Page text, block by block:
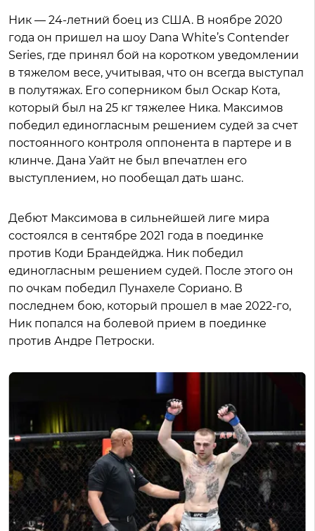
Ник — 24-летний боец из США. В ноябре 2020
года он пришел на шоу Dana White’s Contender
Series, где принял бой на коротком уведомлении
в тяжелом весе, учитывая, что он всегда выступал
в полутяжах. Его соперником был Оскар Кота,
который был на 25 кг тяжелее Ника. Максимов
победил единогласным решением судей за счет
постоянного контроля оппонента в партере и в
клинче. Дана Уайт не был впечатлен его
выступлением, но пообещал дать шанс.
Дебют Максимова в сильнейшей лиге мира
состоялся в сентябре 2021 года в поединке
против Коди Брандейджа. Ник победил
единогласным решением судей. После этого он
по очкам победил Пунахеле Сориано. В
последнем бою, который прошел в мае 2022-го,
Ник попался на болевой прием в поединке
против Андре Петроски.